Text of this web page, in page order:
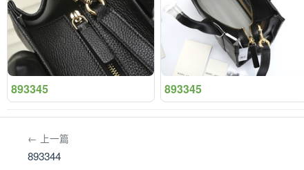
893345 893345
← 上一篇
893344